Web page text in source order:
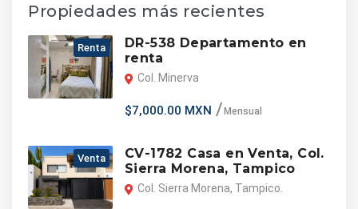
Propiedades más recientes
Renta
DR-538 Departamento en
renta
Col. Minerva
$7,000.00 MXN Mensual
Venta
CV-1782 Casa en Venta, Col.
Sierra Morena, Tampico
Col. Sierra Morena, Tampico.